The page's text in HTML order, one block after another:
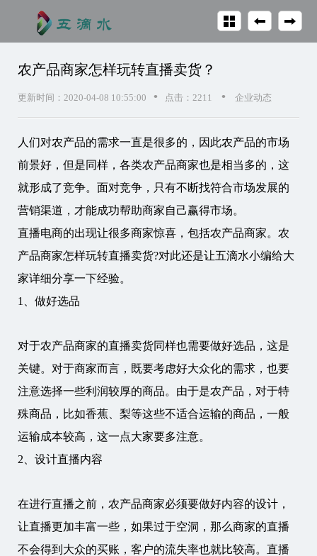
农产品商家怎样玩转直播卖货？
更新时间：2020-04-08 10:55:00 • 点击：2211 • 企业动态
人们对农产品的需求一直是很多的，因此农产品的市场
前景好，但是同样，各类农产品商家也是相当多的，这
就形成了竞争。面对竞争，只有不断找符合市场发展的
营销渠道，才能成功帮助商家自己赢得市场。
直播电商的出现让很多商家惊喜，包括农产品商家。农
产品商家怎样玩转直播卖货?对此还是让五滴水小编给大
家详细分享一下经验。
1、做好选品
对于农产品商家的直播卖货同样也需要做好选品，这是
关键。对于商家而言，既要考虑好大众化的需求，也要
注意选择一些利润较厚的商品。由于是农产品，对于特
殊商品，比如香蕉、梨等这些不适合运输的商品，一般
运输成本较高，这一点大家要多注意。
2、设计直播内容
在进行直播之前，农产品商家必须要做好内容的设计，
让直播更加丰富一些，如果过于空洞，那么商家的直播
不会得到大众的买账，客户的流失率也就比较高。直播